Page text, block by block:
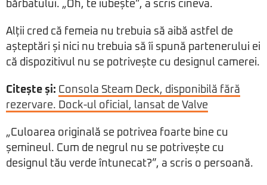
bărbatului. „Oh, te iubește”, a scris cineva.
Alții cred că femeia nu trebuia să aibă astfel de
așteptări și nici nu trebuia să îi spună partenerului ei
că dispozitivul nu se potrivește cu designul camerei.
Citește și: Consola Steam Deck, disponibilă fără
rezervare. Dock-ul oficial, lansat de Valve
„Culoarea originală se potrivea foarte bine cu
șemineul. Cum de negrul nu se potrivește cu
designul tău verde întunecat?”, a scris o persoană.